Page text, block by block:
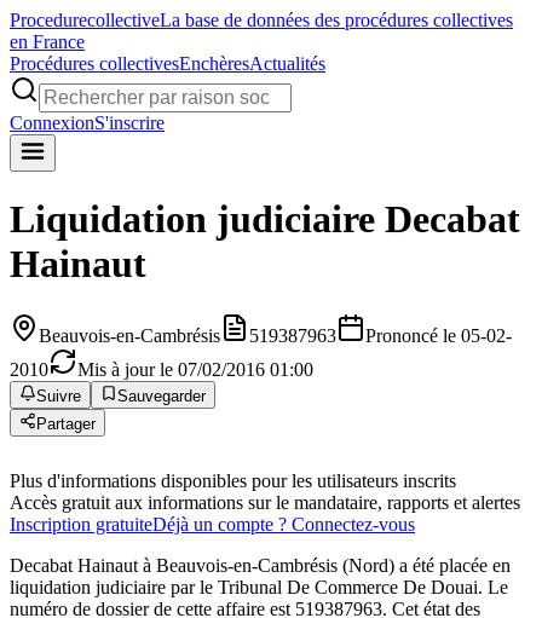
ProcedurecollectiveLa base de données des procédures collectives
en France
Procédures collectivesEnchèresActualités
ConnexionS'inscrire
Liquidation judiciaire Decabat
Hainaut
Beauvois-en-Cambrésis 519387963
Prononcé le 05-02-
2010
Mis à jour le 07/02/2016 01:00
Suivre
Sauvegarder
Partager
Plus d'informations disponibles pour les utilisateurs inscrits
Accès gratuit aux informations sur le mandataire, rapports et alertes
Inscription gratuiteDéjà un compte ? Connectez-vous
Decabat Hainaut à Beauvois-en-Cambrésis (Nord) a été placée en
liquidation judiciaire par le Tribunal De Commerce De Douai. Le
numéro de dossier de cette affaire est 519387963. Cet état des